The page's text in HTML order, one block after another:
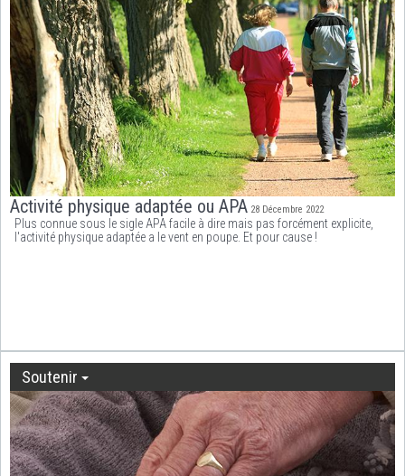
Activité physique adaptée ou APA 28 Décembre 2022
Plus connue sous le sigle APA facile à dire mais pas forcément explicite,
l'activité physique adaptée a le vent en poupe. Et pour cause !
Soutenir